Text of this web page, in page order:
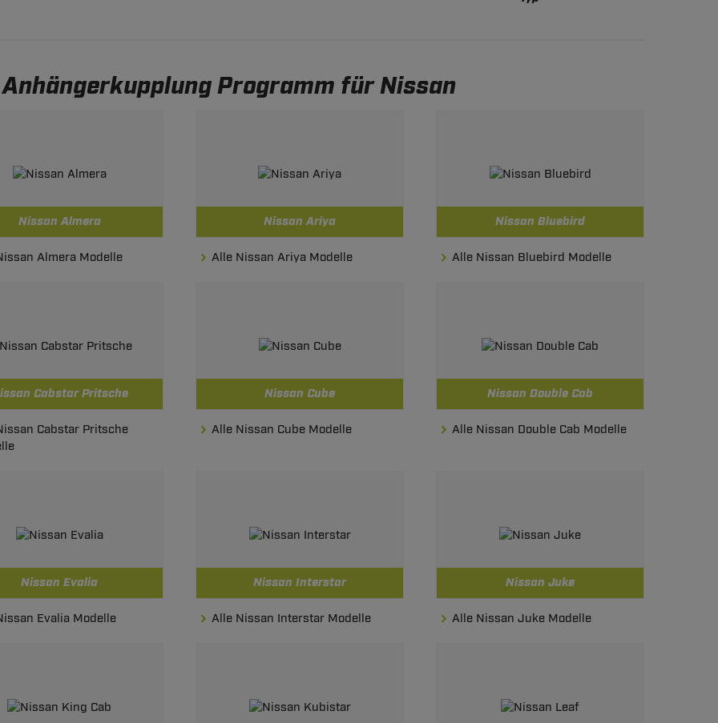
Programm für Nissan
Nissan Almera
Almera Modelle
Nissan Ariya
Alle Nissan Ariya Modelle
Nissan Bluebird
Alle Nissan Bluebird Modelle
Cabstar Pritsche
Cabstar Pritsche
Nissan Cube
Alle Nissan Cube Modelle
Nissan Double Cab
Alle Nissan Double Cab Modelle
Nissan Evalia
Evalia Modelle
Nissan Interstar
Alle Nissan Interstar Modelle
Nissan Juke
Alle Nissan Juke Modelle